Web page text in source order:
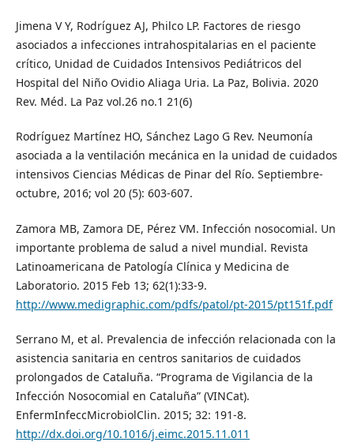
Jimena V Y, Rodríguez AJ, Philco LP. Factores de riesgo
asociados a infecciones intrahospitalarias en el paciente
crítico, Unidad de Cuidados Intensivos Pediátricos del
Hospital del Niño Ovidio Aliaga Uria. La Paz, Bolivia. 2020
Rev. Méd. La Paz vol.26 no.1 21(6)
Rodríguez Martínez HO, Sánchez Lago G Rev. Neumonía
asociada a la ventilación mecánica en la unidad de cuidados
intensivos Ciencias Médicas de Pinar del Río. Septiembre-
octubre, 2016; vol 20 (5): 603-607.
Zamora MB, Zamora DE, Pérez VM. Infección nosocomial. Un
importante problema de salud a nivel mundial. Revista
Latinoamericana de Patología Clínica y Medicina de
Laboratorio. 2015 Feb 13; 62(1):33-9.
http://www.medigraphic.com/pdfs/patol/pt-2015/pt151f.pdf
Serrano M, et al. Prevalencia de infección relacionada con la
asistencia sanitaria en centros sanitarios de cuidados
prolongados de Cataluña. “Programa de Vigilancia de la
Infección Nosocomial en Cataluña” (VINCat).
EnfermInfeccMicrobiolClin. 2015; 32: 191-8.
http://dx.doi.org/10.1016/j.eimc.2015.11.011